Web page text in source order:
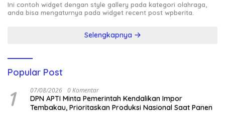
Ini contoh widget dengan style gallery pada kategori olahraga,
anda bisa mengaturnya pada widget recent post wpberita.
Selengkapnya
Popular Post
1 07/08/2026 0 Komentar
DPN APTI Minta Pemerintah Kendalikan Impor
Tembakau, Prioritaskan Produksi Nasional Saat Panen